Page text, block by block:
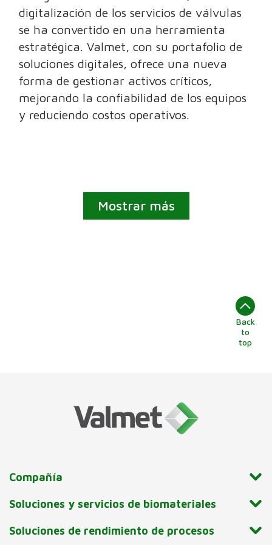
digitalización de los servicios de válvulas
se ha convertido en una herramienta
estratégica. Valmet, con su portafolio de
soluciones digitales, ofrece una nueva
forma de gestionar activos críticos,
mejorando la confiabilidad de los equipos
y reduciendo costos operativos.
Mostrar más
Back
to
top
Compañía
Soluciones y servicios de biomateriales
Soluciones de rendimiento de procesos